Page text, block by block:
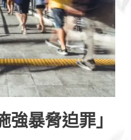
強暴脅迫罪」